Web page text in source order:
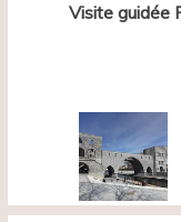
Visite guidée